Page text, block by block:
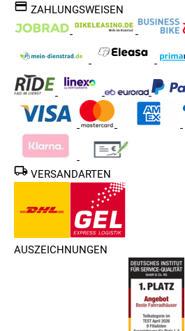
ZAHLUNGSWEISEN
VERSANDARTEN
AUSZEICHNUNGEN